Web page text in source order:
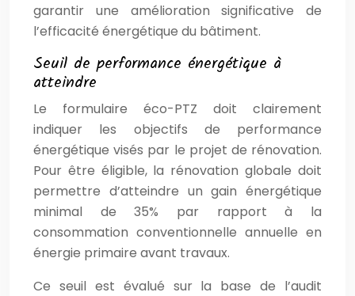
garantir une amélioration significative de
l’efficacité énergétique du bâtiment.
Seuil de performance énergétique à
atteindre
Le formulaire éco-PTZ doit clairement
indiquer les objectifs de performance
énergétique visés par le projet de rénovation.
Pour être éligible, la rénovation globale doit
permettre d’atteindre un gain énergétique
minimal de 35% par rapport à la
consommation conventionnelle annuelle en
énergie primaire avant travaux.
Ce seuil est évalué sur la base de l’audit